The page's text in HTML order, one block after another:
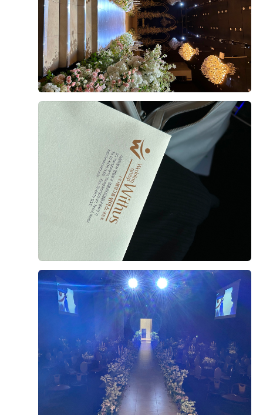
니 설레기도 하고 긴장도 됐어요.
웨딩그룹위더스 영등포에서 예식을 준비하고 계신 예신,
예랑분들이라면 꼭 시식해보시는 걸 추천드려요. 직접 맛
을 보고 나면 훨씬 안심도 되고, 하객분들께 자신 있게 식
사를 추천할 수 있을 것 같아요. 개인적으로는 양갈비와
회는 꼭 드셔보셨으면 좋겠습니다. 정말 만족스러웠던 웨
딩홀 시식 후기였습니다. ??
를 대접할 수 있을 것 같아 안심이 되었습니다. 음식 구성
과 맛, 서비스까지 전체적으로 고르게 잘 준비된 시식이
었습니다.
윤지훈, 이슬기 2026-08-02 2명 읽음
본식 한달 반 전 시식에 다녀왔는데 생각보다 만족스러웠
습니다. 음식 종류가 다양했고 한식, 양식, 중식, 디저트까
지 전반적으로 맛이 좋았습니다.
요..^^ 거기다 보쌈 묵은지는 팔면 사고싶을정도로.. 메인
외에도 사이드 하나하나에도 신경쓴 모습이 보여서 하객
분들도 식사만큼은 만족하시겠다는 생각이 들었습니다.
연회장도 깔끔하고 쾌적했으며, 음식도 안식고 부족한 메
뉴는 바로바로 채워주시고, 빈 접시도 빠르게 정리해 주
셔서 편안하게 식사할 수 있었습니다.
시식 전엔 걱정이 많았으나 직접 시식을 해보니 그런 걱
정 할필요가 없었네요. 다가오는 본식이 기대됩니다!
더 보기
+8
오상철, 이예림 2026-08-02 3명 읽음
웨딩그룹위더스 영등포점으로 계약한 이유를 남겨봐요.
가장 큰 이유는 상담이었어요. 플래너님이 전문성도 있으
시고, 처음이라 헷갈리는 부분들도 이해하기 쉽게 설명해
주셔서 믿음이 갔거든요.
두 번째는 웨딩그룹이라 스드메, 한복, 헤어메이크업까지
필요하면 한 곳에서 다 해결 가능하다는 점이었어요. 저
더 보기